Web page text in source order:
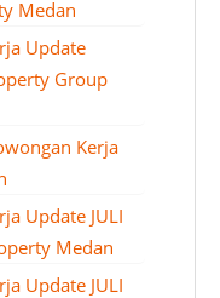
Medan
Update
Group
Kerja
Update JULI
Medan
Update JULI